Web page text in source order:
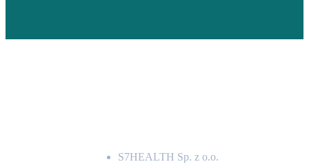
S7HEALTH Sp. z o.o.